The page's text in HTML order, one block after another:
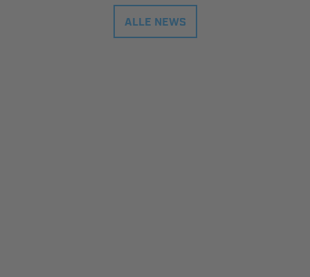
ALLE NEWS